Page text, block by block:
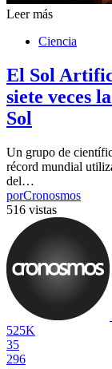
Leer más
Ciencia
El Sol
siete veces
Sol
Un grupo de
récord mundial
del…
porCronosmos
516 vistas
525K
35
296